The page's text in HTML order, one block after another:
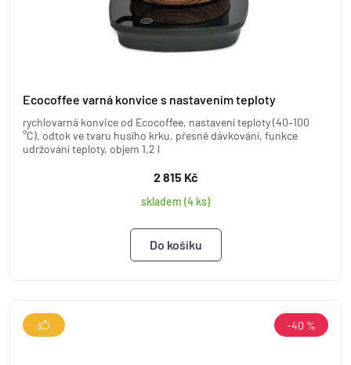
Ecocoffee varná konvice s nastavením teploty
rychlovarná konvice od Ecocoffee, nastavení teploty (40–100
°C), odtok ve tvaru husího krku, přesné dávkování, funkce
udržování teploty, objem 1,2 l
2 815 Kč
skladem (4 ks)
-40 %